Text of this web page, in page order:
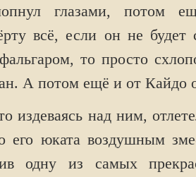
глазами, потом
всё, если он не будет
то просто
А потом ещё и от Кайдо
издеваясь над ним,
его юката воздушным
одну из самых